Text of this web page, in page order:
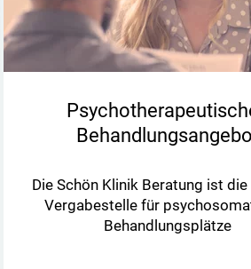
Die Schön Klinik Beratung ist
Vergabestelle für
Behandlungsplätze